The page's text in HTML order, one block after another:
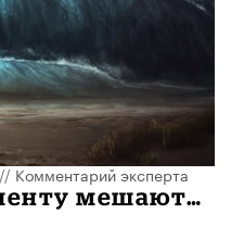
Комментарий эксперта
мешают…